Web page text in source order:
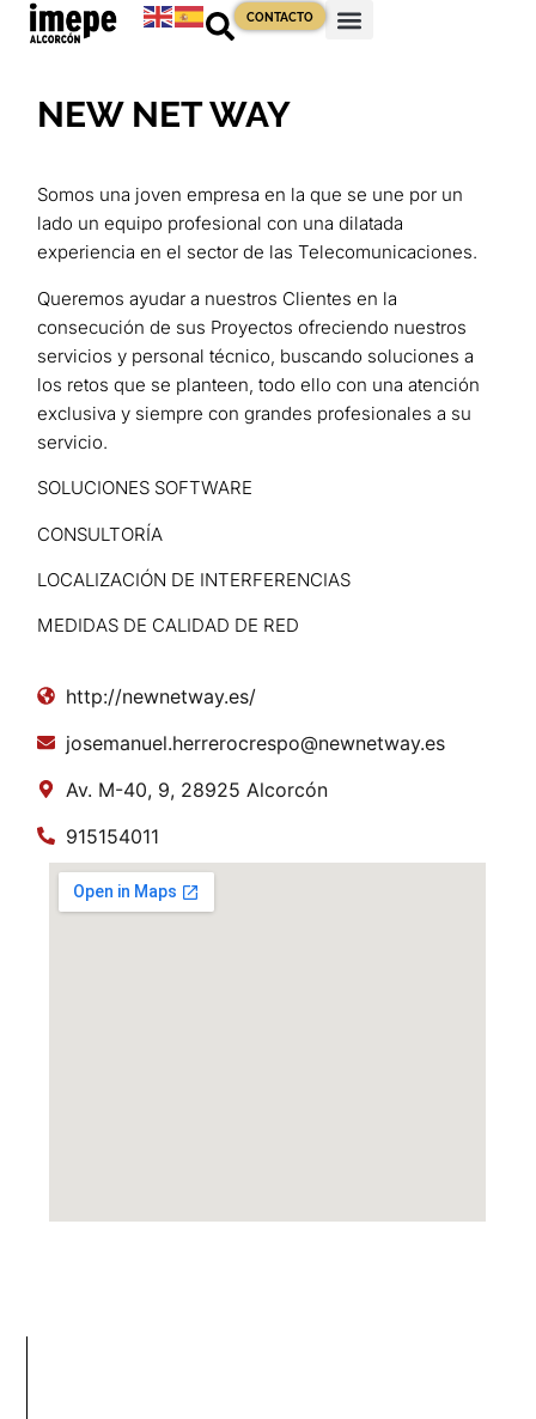
CONTACTO
NEW NET WAY
Somos una joven empresa en la que se une por un
lado un equipo profesional con una dilatada
experiencia en el sector de las Telecomunicaciones.
Queremos ayudar a nuestros Clientes en la
consecución de sus Proyectos ofreciendo nuestros
servicios y personal técnico, buscando soluciones a
los retos que se planteen, todo ello con una atención
exclusiva y siempre con grandes profesionales a su
servicio.
SOLUCIONES SOFTWARE
CONSULTORÍA
LOCALIZACIÓN DE INTERFERENCIAS
MEDIDAS DE CALIDAD DE RED
http://newnetway.es/
josemanuel.herrerocrespo@newnetway.es
Av. M-40, 9, 28925 Alcorcón
915154011